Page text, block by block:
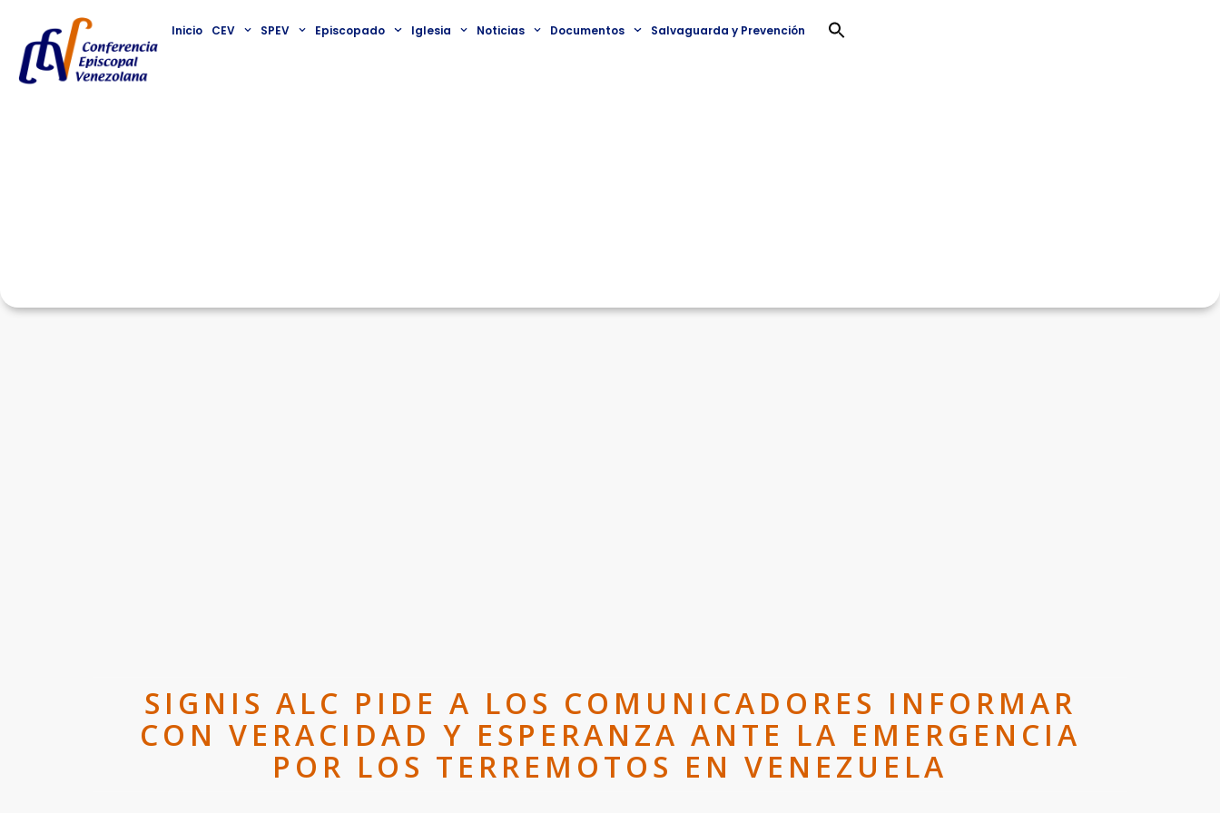
Inicio CEV SPEV Episcopado Iglesia Noticias Documentos Salvaguarda y Prevención
SIGNIS ALC PIDE A LOS COMUNICADORES INFORMAR
CON VERACIDAD Y ESPERANZA ANTE LA EMERGENCIA
POR LOS TERREMOTOS EN VENEZUELA